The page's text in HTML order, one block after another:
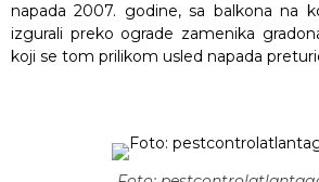
napada 2007. godine, sa balkona na
izgurali preko ograde zamenika
koji se tom prilikom usled napada